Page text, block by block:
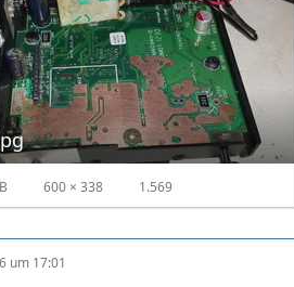
600 × 338 1.569
um 17:01